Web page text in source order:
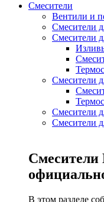
Смесители
Вентили и
Смесители
Смесители
Смесители
Смесители
Смесители
Смесители
В этом разделе